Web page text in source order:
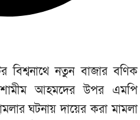
বিশ্বনাথে নতুন বাজার বণিক
আহমদের উপর এমপি
ঘটনায় দায়ের করা মামলা